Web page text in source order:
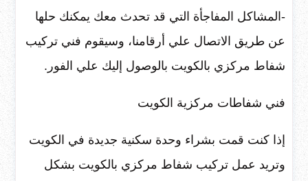
-المشاكل المفاجأة التي قد تحدث معك يمكنك حلها
عن طريق الاتصال علي أرقامنا، وسيقوم فني تركيب
شفاط مركزي بالكويت بالوصول إليك علي الفور.
فني شفاطات مركزية الكويت
إذا كنت قمت بشراء وحدة سكنية جديدة في الكويت
وتريد عمل تركيب شفاط مركزي بالكويت بشكل